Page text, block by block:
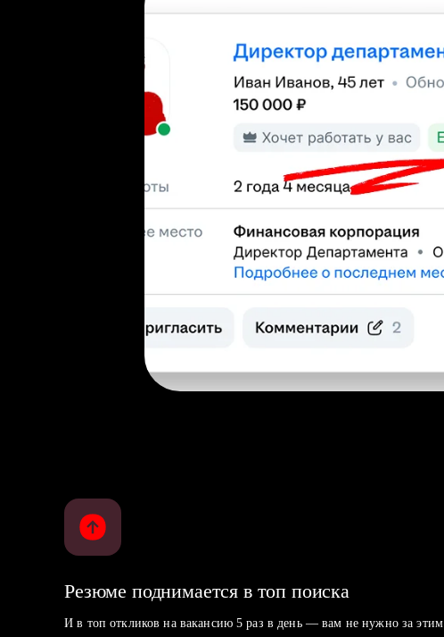
Резюме поднимается в топ поиска
И в топ откликов на вакансию 5 раз в день — вам не нужно за этим